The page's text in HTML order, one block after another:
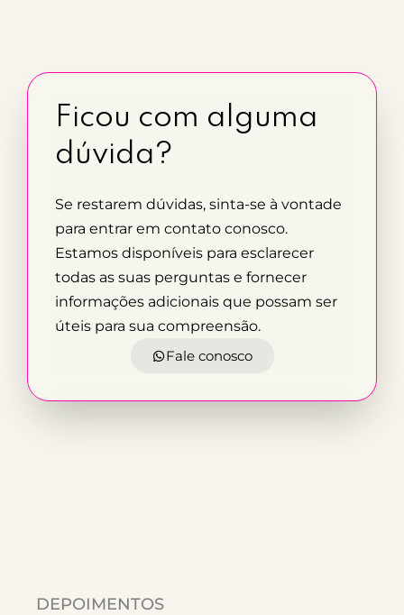
Ficou com alguma
dúvida?
Se restarem dúvidas, sinta-se à vontade
para entrar em contato conosco.
Estamos disponíveis para esclarecer
todas as suas perguntas e fornecer
informações adicionais que possam ser
úteis para sua compreensão.
Fale conosco
DEPOIMENTOS